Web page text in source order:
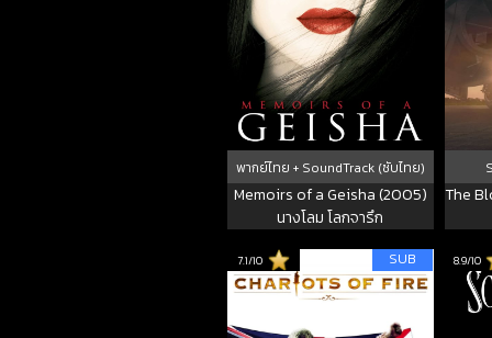
พากย์ไทย + SoundTrack (ซับไทย)
Memoirs of a Geisha (2005)
นางโลม โลกจารึก
The
7.1/10 SUB 8.9/10